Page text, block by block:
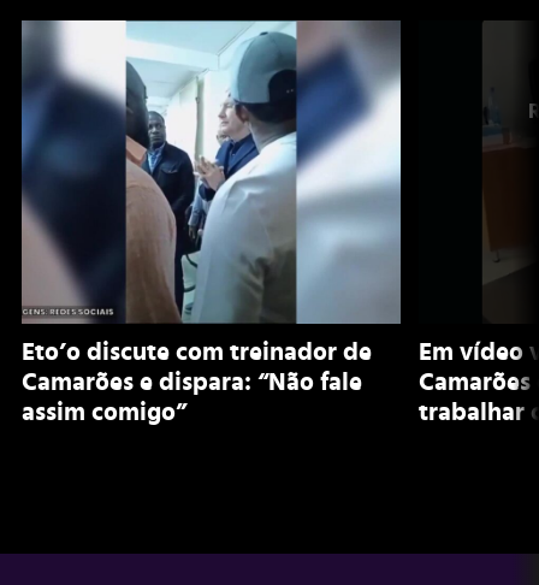
Eto’o discute com treinador de
Camarões e dispara: “Não fale
assim comigo”
Em vídeo
trabalhar